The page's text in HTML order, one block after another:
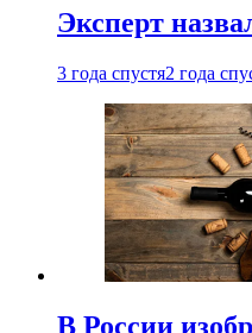
Эксперт
3 года спустя2 года
В России